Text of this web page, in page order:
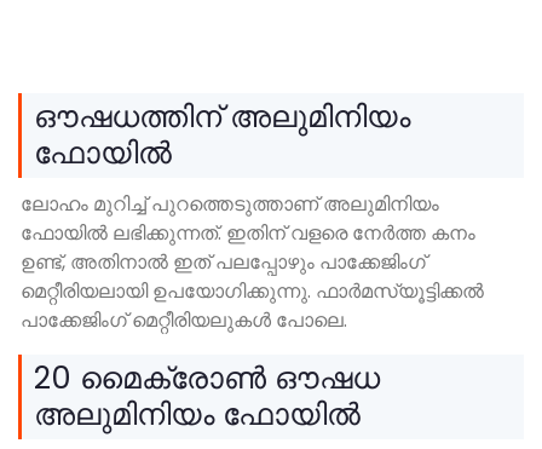
ഔഷധത്തിന് അലുമിനിയം
ഫോയിൽ
ലോഹം മുറിച്ച് പുറത്തെടുത്താണ് അലുമിനിയം
ഫോയിൽ ലഭിക്കുന്നത്. ഇതിന് വളരെ നേർത്ത കനം
ഉണ്ട്, അതിനാൽ ഇത് പലപ്പോഴും പാക്കേജിംഗ്
മെറ്റീരിയലായി ഉപയോഗിക്കുന്നു. ഫാർമസ്യൂട്ടിക്കൽ
പാക്കേജിംഗ് മെറ്റീരിയലുകൾ പോലെ.
20 മൈക്രോൺ ഔഷധ
അലുമിനിയം ഫോയിൽ